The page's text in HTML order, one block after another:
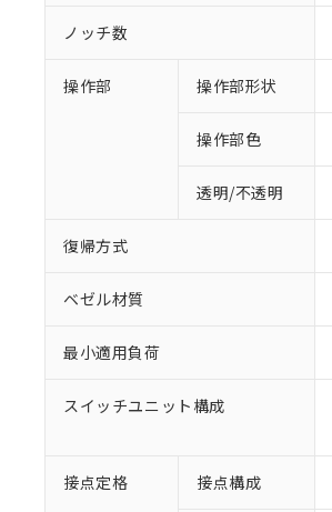
ノッチ数
操作部 操作部形状
操作部色
透明/不透明
復帰方式
ベゼル材質
最小適用負荷
スイッチユニット構成
接点定格 接点構成